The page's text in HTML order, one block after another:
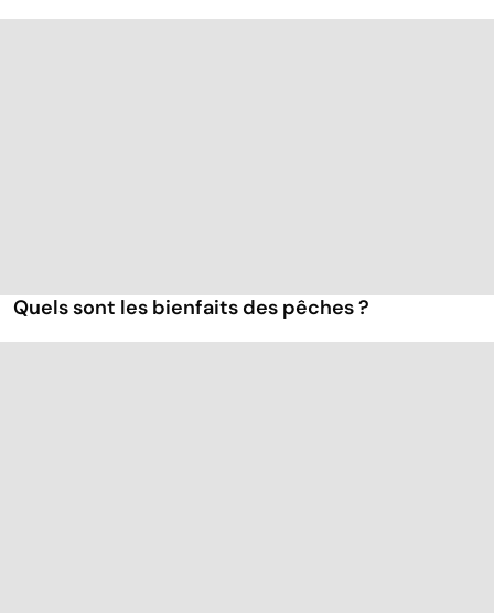
Quels sont les bienfaits des pêches ?